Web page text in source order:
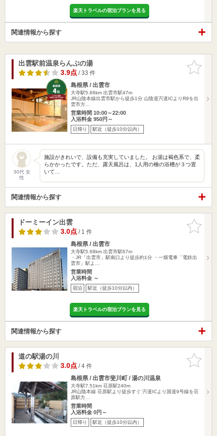
楽天トラベルの宿泊プランを見る
関連情報から探す
お気に入
りに追加
出雲駅前温泉らんぷの湯
3.9点/ 33 件
島根県 / 出雲市
大寺駅5.66km 出雲市駅47m
JR山陰本線出雲市駅から徒歩1分 山陰道宍道ICよりR9を出
雲市方…
営業時間 10:00～22:00
入浴料金 950円～
日帰り 駅近（徒歩10分以内）
30代 女
性
施設がきれいで、設備も充実していました。 お湯は褐色系で、柔
らかかったです。ただ、露天風呂は、1人用の檜の浴槽が３つ置
いて…
関連情報から探す
お気に入
りに追加
ドーミーイン出雲
3.0点/ 1 件
島根県 / 出雲市
大寺駅5.68km 出雲市駅67m
・JR「出雲市」駅南口より徒歩約1分 ・一畑電車「電鉄出
雲市」駅よ…
営業時間
入浴料金 ～
宿泊 駅近（徒歩10分以内）
楽天トラベルの宿泊プランを見る
関連情報から探す
お気に入
りに追加
道の駅湯の川
3.0点/ 4 件
島根県 / 出雲市斐川町 / 湯の川温泉
大寺駅7.51km 荘原駅240m
JR山陰本線 荘原駅より徒歩すぐ 宍道ICより国道9号線を荘
原駅方…
営業時間
入浴料金 0円～
日帰り 駅近（徒歩10分以内）